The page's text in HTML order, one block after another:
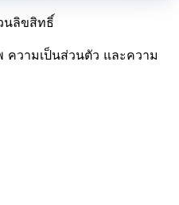
นลิขสิทธิ์
ความเป็นส่วนตัว และความ